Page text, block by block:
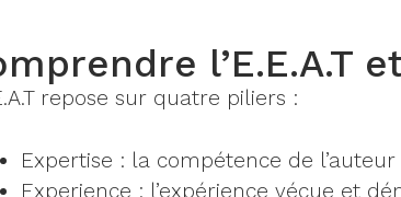
l’E.E.A.T
repose sur quatre piliers :
Expertise : la compétence de
Experience : l’expérience vécue et